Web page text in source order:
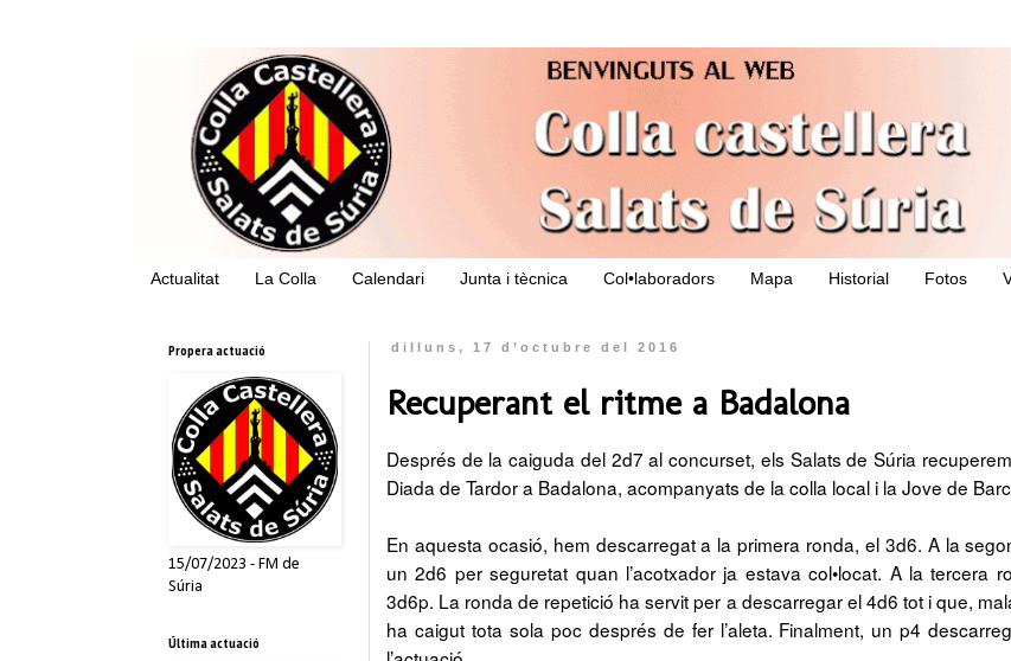
Actualitat La Colla Calendari Junta i tècnica Col•laboradors Mapa Historial Fotos
dilluns, 17 d’octubre del 2016
Recuperant el ritme a Badalona
Després de la caiguda del 2d7 al concurset, els Salats de Súria
Diada de Tardor a Badalona, acompanyats de la colla local i la Jove de
En aquesta ocasió, hem descarregat a la primera ronda, el 3d6. A la
un 2d6 per seguretat quan l’acotxador ja estava col•locat. A la tercera
3d6p. La ronda de repetició ha servit per a descarregar el 4d6 tot i que,
ha caigut tota sola poc després de fer l’aleta. Finalment, un p4
Propera actuació
15/07/2023 - FM de
Súria
Última actuació